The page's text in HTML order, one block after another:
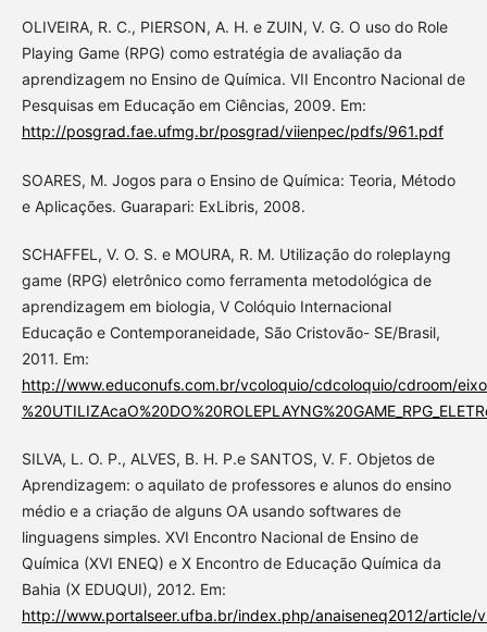
OLIVEIRA, R. C., PIERSON, A. H. e ZUIN, V. G. O uso do Role
Playing Game (RPG) como estratégia de avaliação da
aprendizagem no Ensino de Química. VII Encontro Nacional de
Pesquisas em Educação em Ciências, 2009. Em:
http://posgrad.fae.ufmg.br/posgrad/viienpec/pdfs/961.pdf
SOARES, M. Jogos para o Ensino de Química: Teoria, Método
e Aplicações. Guarapari: ExLibris, 2008.
SCHAFFEL, V. O. S. e MOURA, R. M. Utilização do roleplayng
game (RPG) eletrônico como ferramenta metodológica de
aprendizagem em biologia, V Colóquio Internacional
Educação e Contemporaneidade, São Cristovão- SE/Brasil,
2011. Em:
http://www.educonufs.com.br/vcoloquio/cdcoloquio/cdroom/
SILVA, L. O. P., ALVES, B. H. P.e SANTOS, V. F. Objetos de
Aprendizagem: o aquilato de professores e alunos do ensino
médio e a criação de alguns OA usando softwares de
linguagens simples. XVI Encontro Nacional de Ensino de
Química (XVI ENEQ) e X Encontro de Educação Química da
Bahia (X EDUQUI), 2012. Em:
http://www.portalseer.ufba.br/index.php/anaiseneq2012/